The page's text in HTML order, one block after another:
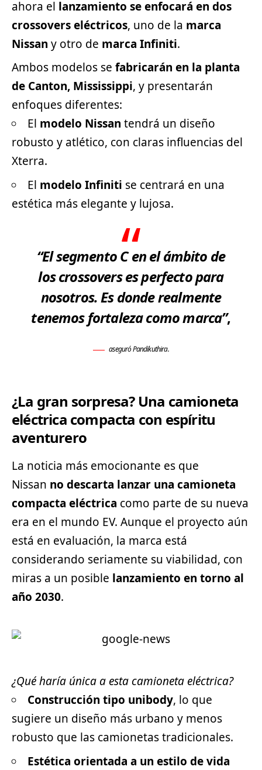
ahora el lanzamiento se enfocará en dos
crossovers eléctricos, uno de la marca
Nissan y otro de marca Infiniti.
Ambos modelos se fabricarán en la planta
de Canton, Mississippi, y presentarán
enfoques diferentes:
El modelo Nissan tendrá un diseño
robusto y atlético, con claras influencias del
Xterra.
El modelo Infiniti se centrará en una
estética más elegante y lujosa.
“ElsegmentoC en el ámbito de
los crossovers es perfecto para
nosotros. Es donde realmente
tenemos fortaleza como marca”,
aseguró Pandikuthira.
¿La gran sorpresa? Una camioneta
eléctrica compacta con espíritu
aventurero
La noticia más emocionante es que
Nissan no descarta lanzar una camioneta
compacta eléctrica como parte de su nueva
era en el mundo EV. Aunque el proyecto aún
está en evaluación, la marca está
considerando seriamente su viabilidad, con
miras a un posible lanzamiento en torno al
año 2030.
¿Qué haría única a esta camioneta eléctrica?
Construcción tipo unibody, lo que
sugiere un diseño más urbano y menos
robusto que las camionetas tradicionales.
Estética orientada a un estilo de vida